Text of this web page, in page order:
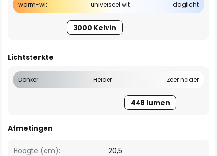
warm-wit universeel wit daglicht
3000 Kelvin
Lichtsterkte
Donker Helder Zeer helder
448 lumen
Afmetingen
Hoogte (cm):
20,5